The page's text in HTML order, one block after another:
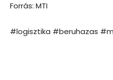
Forrás: MTI
#logisztika #beruhazas